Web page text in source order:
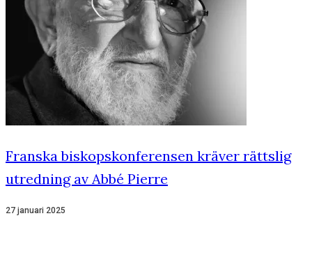
Franska biskopskonferensen kräver rättslig
utredning av Abbé Pierre
27 januari 2025